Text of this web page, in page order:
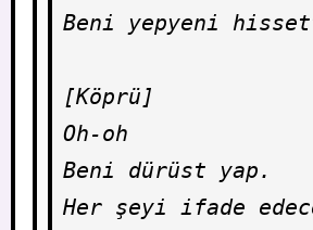
Beni yepyeni
[Köprü]
Oh-oh
Beni dürüst yap.
Her şeyi ifade